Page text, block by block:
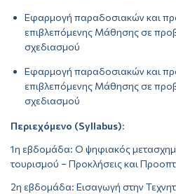
Εφαρμογή παραδοσιακών και
επιβλεπόμενης Μάθησης σε
σχεδιασμού
Εφαρμογή παραδοσιακών και
επιβλεπόμενης Μάθησης σε
σχεδιασμού
Περιεχόμενο (Syllabus):
1η εβδομάδα: Ο ψηφιακός
τουρισμού – Προκλήσεις και
2η εβδομάδα: Εισαγωγή στην